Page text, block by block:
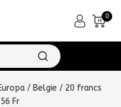
0
/ Belgie / 20 francs
Fr